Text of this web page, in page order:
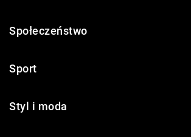
Społeczeństwo
Sport
Styl i moda